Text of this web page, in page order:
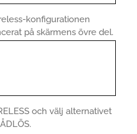
konfigurationen
på skärmens övre del.
och välj alternativet